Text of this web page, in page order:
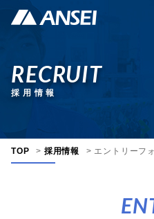
RECRUIT
採用情報
TOP > 採用情報 > エントリーフ